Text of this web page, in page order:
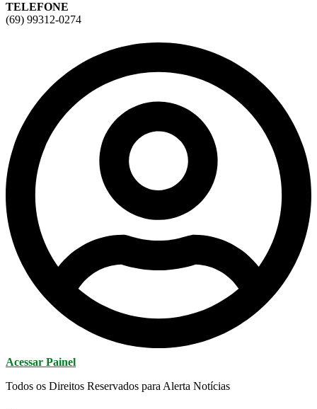
TELEFONE
(69) 99312-0274
Acessar Painel
Todos os Direitos Reservados para Alerta Notícias